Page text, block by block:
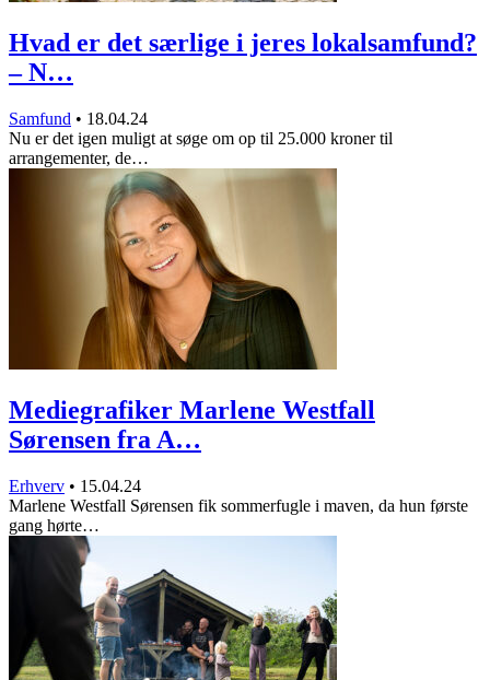
Hvad er det særlige i jeres lokalsamfund?
– N…
Samfund • 18.04.24
Nu er det igen muligt at søge om op til 25.000 kroner til
arrangementer, de…
Mediegrafiker Marlene Westfall
Sørensen fra A…
Erhverv • 15.04.24
Marlene Westfall Sørensen fik sommerfugle i maven, da hun første
gang hørte…